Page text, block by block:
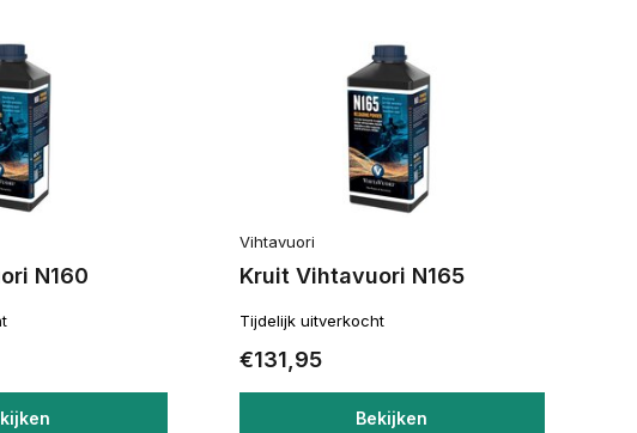
N160
Vihtavuori
Kruit Vihtavuori N165
Tijdelijk uitverkocht
€131,95
Bekijken